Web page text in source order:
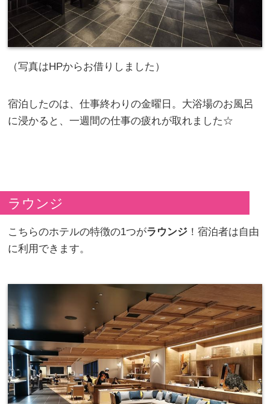
（写真はHPからお借りしました）
宿泊したのは、仕事終わりの金曜日。大浴場のお風呂
に浸かると、一週間の仕事の疲れが取れました☆
ラウンジ
こちらのホテルの特徴の1つがラウンジ ！宿泊者は自由
に利用できます。